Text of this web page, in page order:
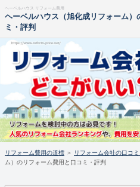
ヘーベルハウス リフォーム費用
ヘーベルハウス（旭化成リフォーム）
ミ・評判
リフォーム費用 マンション
リフォーム費用 戸建て
お風呂 リフォーム 費用 相場
トイレ リフォーム 費用 相場
リフォーム費用の道標 ＞ リフォーム会社の口コミ
ム）のリフォーム費用と口コミ・評判